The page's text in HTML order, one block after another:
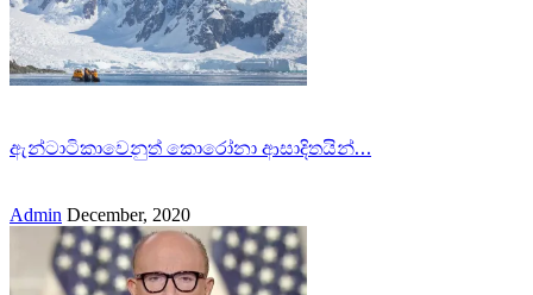
ඇන්ටාටිකාවෙනුත් කොරෝනා ආසාදිතයින්…
Admin December, 2020